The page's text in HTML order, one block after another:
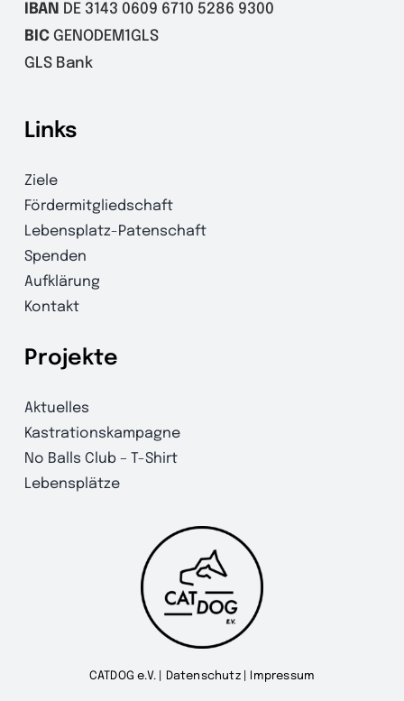
IBAN
DE 3143 0609 6710 5286 9300
BICGENODEM1GLS
GLS Bank
Links
Ziele
Fördermitgliedschaft
Lebensplatz-Patenschaft
Spenden
Aufklärung
Kontakt
Projekte
Aktuelles
Kastrationskampagne
No Balls Club – T-Shirt
Lebensplätze
CATDOG e.V. | Datenschutz| Impressum